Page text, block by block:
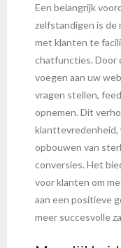
Een belangrijk
zelfstandigen is de
met klanten te
chatfuncties.
voegen aan uw
vragen stellen,
opnemen. Dit
klanttevredenheid,
opbouwen van
conversies. Het
voor klanten om
aan een positieve
meer succesvolle